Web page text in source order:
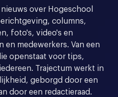
over Hogeschool
columns,
foto's, video's en
en medewerkers. Van een
openstaat voor tips,
Trajectum werkt in
geborgd door een
door een redactieraad.